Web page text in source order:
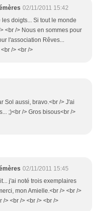
02/11/2011 15:42
doigts... Si tout le monde
<br /> Nous en sommes pour
l'association Rêves...
/> <br />
Sol aussi, bravo.<br /> J'ai
;)<br /> Gros bisous<br />
02/11/2011 15:45
j'ai noté trois exemplaires
mon Amielle.<br /> <br />
/> <br /> <br /> <br />